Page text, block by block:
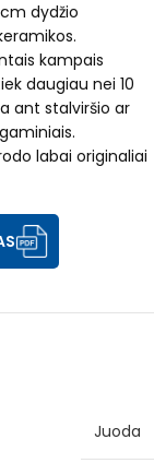
dydžio
kampais
daugiau nei 10
ant stalviršio ar
labai originaliai
Juoda